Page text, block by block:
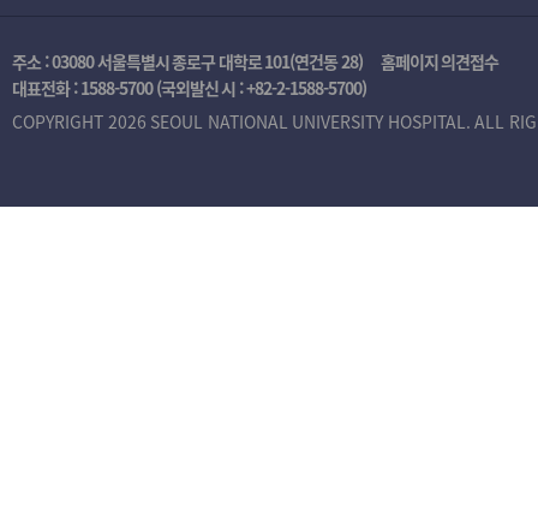
주소 : 03080 서울특별시 종로구 대학로 101(연건동 28)
홈페이지 의견접수
대표전화 :1588-5700(국외발신 시 :+82-2-1588-5700)
COPYRIGHT 2026 SEOUL NATIONAL UNIVERSITY HOSPITAL. ALL